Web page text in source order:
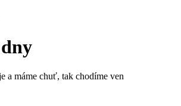
a máme chuť, tak chodíme ven